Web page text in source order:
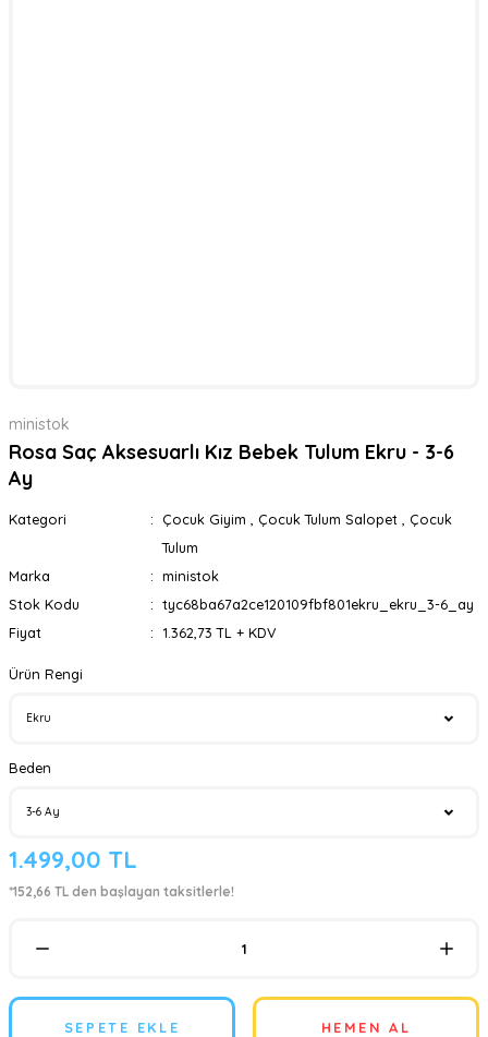
ministok
Rosa Saç Aksesuarlı Kız Bebek Tulum Ekru - 3-6
Ay
Kategori Çocuk Giyim Çocuk Tulum Salopet
Çocuk
Tulum
Marka
ministok
Stok Kodu
tyc68ba67a2ce120109fbf801ekru_ekru_3-6_ay
Fiyat
1.362,73 TL + KDV
Ürün Rengi
Beden
1.499,00 TL
*152,66 TL den başlayan taksitlerle!
SEPETE EKLE HEMEN AL